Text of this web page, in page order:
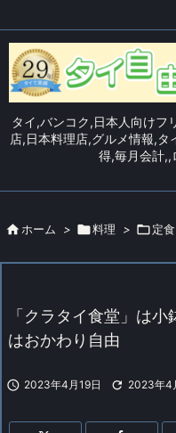
タイ,バンコク,日本人向けフ
店,日本料理店,グルメ情報,
得,毎月会計,,
 ホーム > 料理 > 定食
「クラタイ食堂」は
はおかわり自由
 2023年4月19日  2023年4